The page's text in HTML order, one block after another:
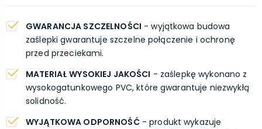
GWARANCJA SZCZELNOŚCI - wyjątkowa budowa
zaślepki gwarantuje szczelne połączenie i ochronę
przed przeciekami.
MATERIAŁ WYSOKIEJ JAKOŚCI - zaślepkę wykonano z
wysokogatunkowego PVC, które gwarantuje niezwykłą
solidność.
WYJĄTKOWA ODPORNOŚĆ- produkt wykazuje